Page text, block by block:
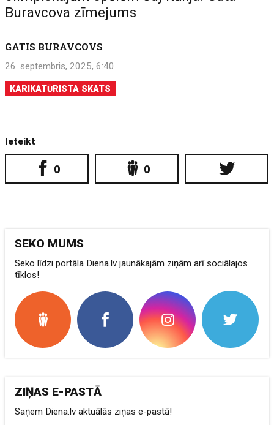
Buravcova zīmejums
GATIS BURAVCOVS
26. septembris, 2025, 6:40
KARIKATŪRISTA SKATS
Ieteikt
0 0
SEKO MUMS
Seko līdzi portāla Diena.lv jaunākajām ziņām arī sociālajos
tīklos!
ZIŅAS E-PASTĀ
Saņem Diena.lv aktuālās ziņas e-pastā!